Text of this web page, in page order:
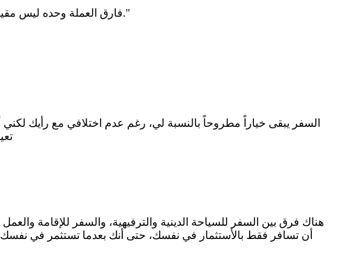
فارق العملة وحده ليس مقياساً، فالهجرة الوظيفية هي حزمة متكاملة من (راتب + حياة + أمان + مزايا) وهو ما يعجز العمل عن بعد عن توفيره بنفس الكفاءة."
السفر يبقى خياراً مطروحاً بالنسبة لي، رغم عدم اختلافي مع
هناك فرق بين السفر للسياحة الدينية والترفيهية، والسفر للإقامة
أن تسافر فقط بالأستثمار في نفسك، حتى أنك بعدما تستثمر في